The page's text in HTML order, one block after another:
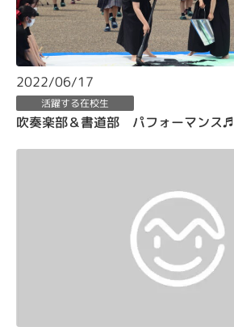
2022/06/17
活躍する在校生
吹奏楽部＆書道部 パフォーマンス♬